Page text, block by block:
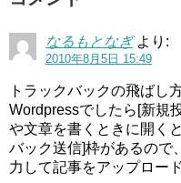
なるもとなぎ より:
2010年8月5日 15:49
トラックバックの飛ばし
Wordpressでしたら[新規
や文章を書くときに開く
バック送信]枠があるので
力して記事をアップロー